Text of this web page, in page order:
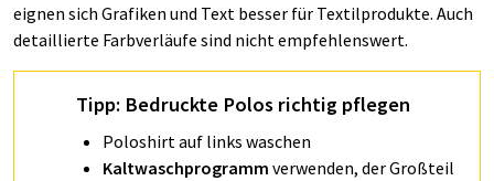
eignen sich Grafiken und Text besser für Textilprodukte. Auch
detaillierte Farbverläufe sind nicht empfehlenswert.
Tipp: Bedruckte Polos richtig pflegen
Poloshirt auf links waschen
Kaltwaschprogramm verwenden, der Großteil